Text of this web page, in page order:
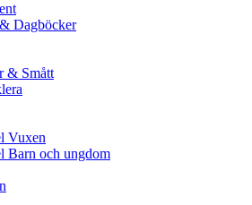
Dagböcker
& Smått
Vuxen
Barn och ungdom